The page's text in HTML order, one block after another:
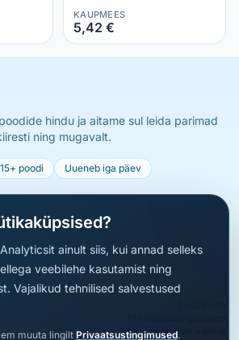
KAUPMEES
5,42 €
hindu ja aitame sul leida parimad
ning mugavalt.
15+ poodi Uueneb iga päev
Muuda küpsiste valikut
ainult siis, kui annad selleks
veebilehe kasutamist ning
Vajalikud tehnilised salvestused
muuta lingilt Privaatsustingimused.